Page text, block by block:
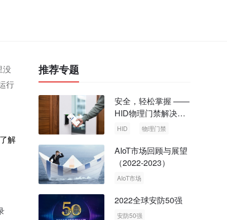
没
行
解
推荐专题
安全，轻松掌握 ——
HID物理门禁解决方
案，启动智慧安全新
HID 物理门禁
AIoT市场回顾与展望
（2022-2023）
AIoT市场
2022全球安防50强
安防50强